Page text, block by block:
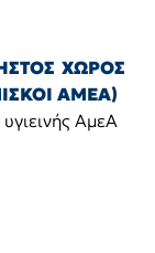
ΧΩΡΟΣ
ΑΜΕΑ)
ΑμεΑ